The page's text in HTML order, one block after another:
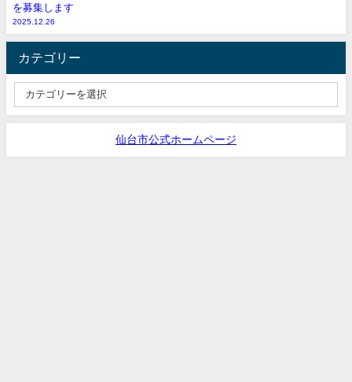
を募集します
2025.12.26
カテゴリー
仙台市公式ホームページ